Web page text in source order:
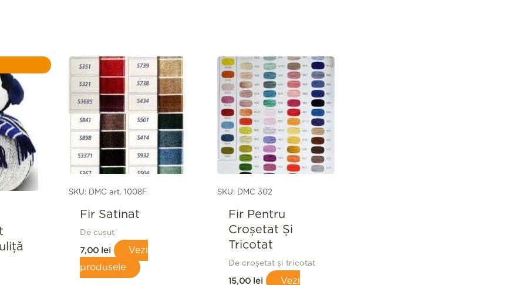
este:
15,00 lei.
SKU: DMC art. 1008F
Fir Satinat
De cusut
7,00 lei
Vezi
produsele
SKU: DMC 302
Fir Pentru
Croşetat Şi
Tricotat
De croșetat și tricotat
15,00 lei Vezi